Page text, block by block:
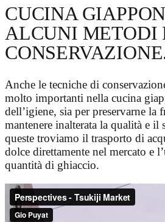
CUCINA
ALCUNI METODI
Anche le tecniche di
molto importanti nella cucina
dell’igiene, sia per preservarne la
mantenere inalterata la qualità e il
queste troviamo il trasporto di
dolce direttamente nel mercato e
quantità di ghiaccio.